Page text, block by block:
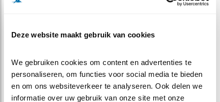
Deze website maakt gebruik van cookies
We gebruiken cookies om content en advertenties te
personaliseren, om functies voor social media te bieden
en om ons websiteverkeer te analyseren. Ook delen we
informatie over uw gebruik van onze site met onze